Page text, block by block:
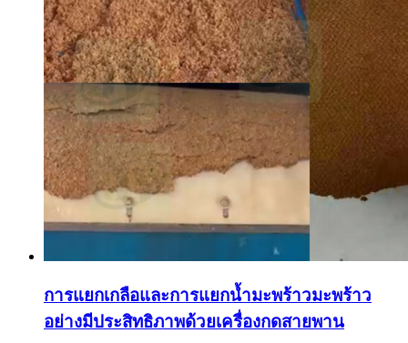
การแยกเกลือและการแยกน้ำมะพร้าวมะพร้าว
อย่างมีประสิทธิภาพด้วยเครื่องกดสายพาน